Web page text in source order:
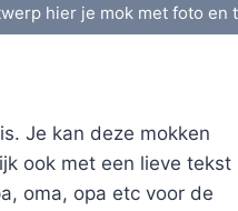
hier je mok met foto en
Je kan deze mokken
ook met een lieve tekst
oma, opa etc voor de